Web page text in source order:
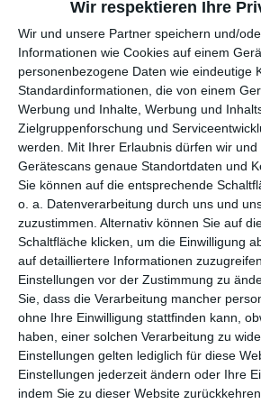
Wir respektieren Ihre
Wir und unsere Partner speichern und/
Informationen wie Cookies auf einem
personenbezogene Daten wie eindeutige
Standardinformationen, die von einem
Werbung und Inhalte, Werbung und
Zielgruppenforschung und
werden. Mit Ihrer Erlaubnis dürfen wir
Gerätescans genaue Standortdaten und
Sie können auf die entsprechende
o. a. Datenverarbeitung durch uns und
zuzustimmen. Alternativ können Sie auf
Schaltfläche klicken, um die Einwilligung
auf detailliertere Informationen
Einstellungen vor der Zustimmung zu
Sie, dass die Verarbeitung mancher
ohne Ihre Einwilligung stattfinden kann,
haben, einer solchen Verarbeitung zu
Einstellungen gelten lediglich für diese
Einstellungen jederzeit ändern oder Ihre
indem Sie zu dieser Website
per E-Mail
TEILEN
Facebook, Twitter,
WEITERE KARTEN
KATEGORIEN
Familie
für Großeltern
Ehrentage
Großmuttertag
Komplimente